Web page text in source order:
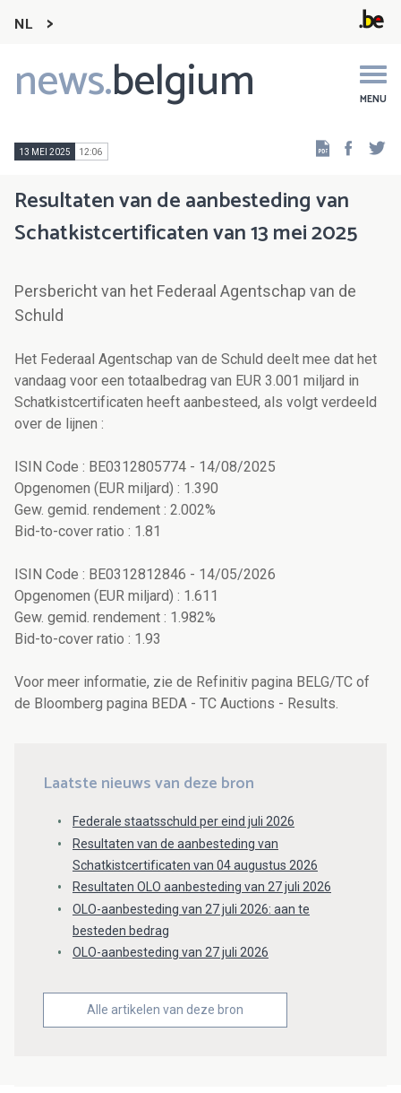
NL
news.belgium MENU
Main
navigation
13 MEI 2025 12:06
Resultaten van de aanbesteding van
Schatkistcertificaten van 13 mei 2025
Persbericht van het Federaal Agentschap van de
Schuld
Het Federaal Agentschap van de Schuld deelt mee dat het
vandaag voor een totaalbedrag van EUR 3.001 miljard in
Schatkistcertificaten heeft aanbesteed, als volgt verdeeld
over de lijnen :
ISIN Code : BE0312805774 - 14/08/2025
Opgenomen (EUR miljard) : 1.390
Gew. gemid. rendement : 2.002%
Bid-to-cover ratio : 1.81
ISIN Code : BE0312812846 - 14/05/2026
Opgenomen (EUR miljard) : 1.611
Gew. gemid. rendement : 1.982%
Bid-to-cover ratio : 1.93
Voor meer informatie, zie de Refinitiv pagina BELG/TC of
de Bloomberg pagina BEDA - TC Auctions - Results.
Laatste nieuws van deze bron
Federale staatsschuld per eind juli 2026
Resultaten van de aanbesteding van
Schatkistcertificaten van 04 augustus 2026
Resultaten OLO aanbesteding van 27 juli 2026
OLO-aanbesteding van 27 juli 2026: aan te
besteden bedrag
OLO-aanbesteding van 27 juli 2026
Alle artikelen van deze bron